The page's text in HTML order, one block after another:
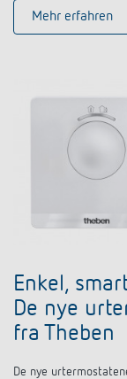
Mehr erfahren
Enkel,
De nye
fra Theben
De nye